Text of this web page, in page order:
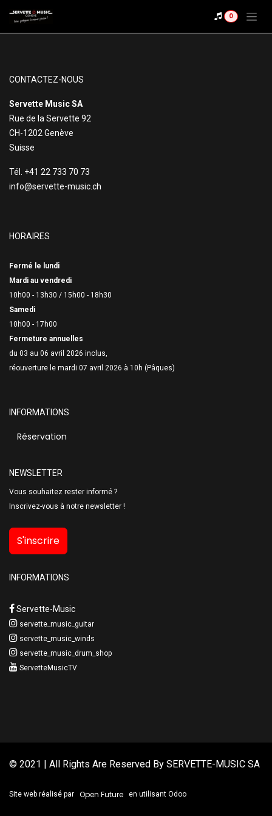
0
CONTACTEZ-NOUS
Servette Music SA
Rue de la Servette 92
CH-1202 Genève
Suisse
Tél. +41 22 733 70 73
info@servette-music.ch
HORAIRES
Fermé le lundi
Mardi au vendredi
10h00 - 13h30 / 15h00 - 18h30
Samedi
10h00 - 17h00
Fermeture annuelles
du 03 au 06 avril 2026 inclus,
réouverture le mardi 07 avril 2026 à 10h (Pâques)
INFORMATIONS
Réservation
NEWSLETTER
Vous souhaitez rester informé ?
Inscrivez-vous à notre newsletter !
S'inscrire
INFORMATIONS
Servette-Music
servette_music_guitar
servette_music_winds
servette_music_drum_shop
ServetteMusicTV
© 2021 | All Rights Are Reserved By SERVETTE-MUSIC SA
Site web réalisé par Open Future en utilisant Odoo